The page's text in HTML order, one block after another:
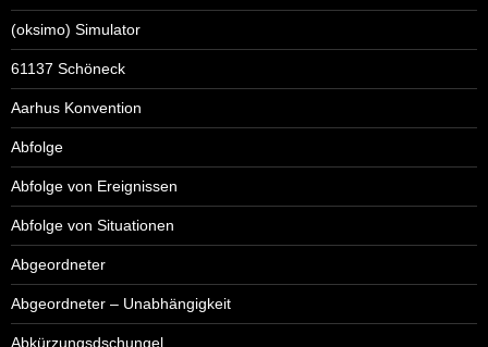
(oksimo) Simulator
61137 Schöneck
Aarhus Konvention
Abfolge
Abfolge von Ereignissen
Abfolge von Situationen
Abgeordneter
Abgeordneter – Unabhängigkeit
Abkürzungsdschungel